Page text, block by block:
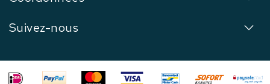
Suivez-nous